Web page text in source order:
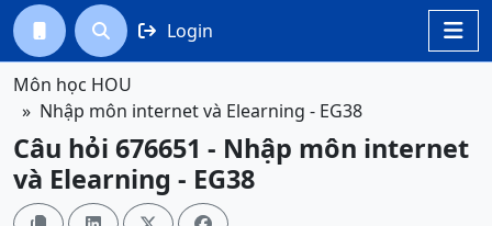

  Login
Môn học HOU
Nhập môn internet và Elearning - EG38
Câu hỏi 676651 - Nhập môn internet
và Elearning - EG38